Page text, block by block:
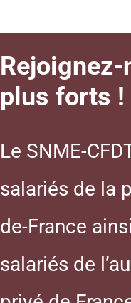
plus forts !
Le SNME-
salariés de la
de-France
salariés de